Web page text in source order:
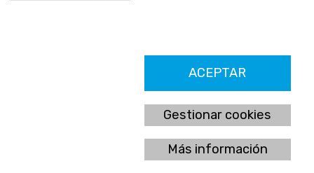
ACEPTAR
Gestionar cookies
Más información
Farmacia Los Altos nº756
Ldo. Alfredo Aparicio Grau 22555408K
N. Col. Colegio Oficial de Farmacéuticos de Alicante 4327
Nº de autorización A-790-F
C/ Moncayo, 97 (Vistalmar) Urb. Los Altos
03185 Torrevieja, Alicante (España)